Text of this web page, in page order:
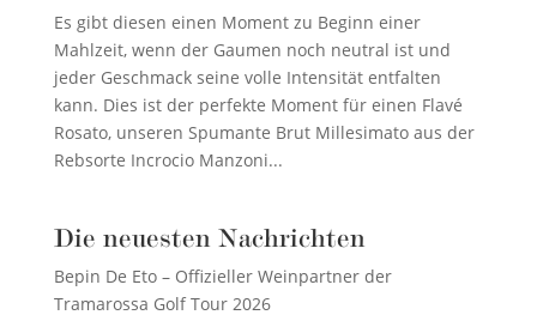
Es gibt diesen einen Moment zu Beginn einer
Mahlzeit, wenn der Gaumen noch neutral ist und
jeder Geschmack seine volle Intensität entfalten
kann. Dies ist der perfekte Moment für einen Flavé
Rosato, unseren Spumante Brut Millesimato aus der
Rebsorte Incrocio Manzoni...
Die neuesten Nachrichten
Bepin De Eto – Offizieller Weinpartner der
Tramarossa Golf Tour 2026